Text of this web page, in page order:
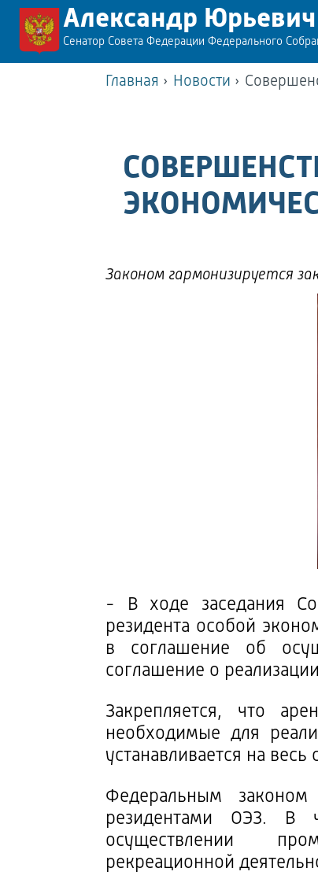
Александр
Сенатор Совета Федерации Федерального
Главная › Новости ›
Законом гармонизируется
- В ходе заседания
резидента особой
в соглашение об
соглашение о
Закрепляется, что
необходимые для
устанавливается на
Федеральным
резидентами ОЭЗ. В
осуществлении
рекреационной